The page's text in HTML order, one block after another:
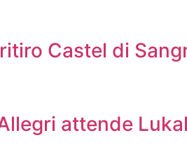
Castel di
attende